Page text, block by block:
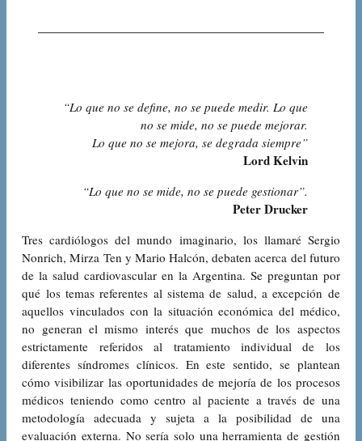
“Lo que no se define, no se puede medir. Lo que
no se mide, no se puede mejorar.
Lo que no se mejora, se degrada siempre”
Lord Kelvin
“Lo que no se mide, no se puede gestionar”.
Peter Drucker
Tres cardiólogos del mundo imaginario, los llamaré Sergio
Nonrich, Mirza Ten y Mario Halcón, debaten acerca del futuro
de la salud cardiovascular en la Argentina. Se preguntan por
qué los temas referentes al sistema de salud, a excepción de
aquellos vinculados con la situación económica del médico,
no generan el mismo interés que muchos de los aspectos
estrictamente referidos al tratamiento individual de los
diferentes síndromes clínicos. En este sentido, se plantean
cómo visibilizar las oportunidades de mejoría de los procesos
médicos teniendo como centro al paciente a través de una
metodología adecuada y sujeta a la posibilidad de una
evaluación externa. No sería solo una herramienta de gestión